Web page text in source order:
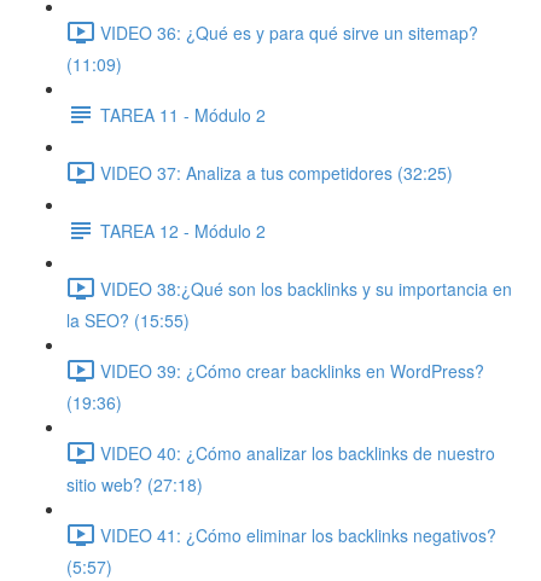
VIDEO 36: ¿Qué es y para qué sirve un sitemap?
(11:09)
TAREA 11 - Módulo 2
VIDEO 37: Analiza a tus competidores (32:25)
TAREA 12 - Módulo 2
VIDEO 38:¿Qué son los backlinks y su importancia en
la SEO? (15:55)
VIDEO 39: ¿Cómo crear backlinks en WordPress?
(19:36)
VIDEO 40: ¿Cómo analizar los backlinks de nuestro
sitio web? (27:18)
VIDEO 41: ¿Cómo eliminar los backlinks negativos?
(5:57)